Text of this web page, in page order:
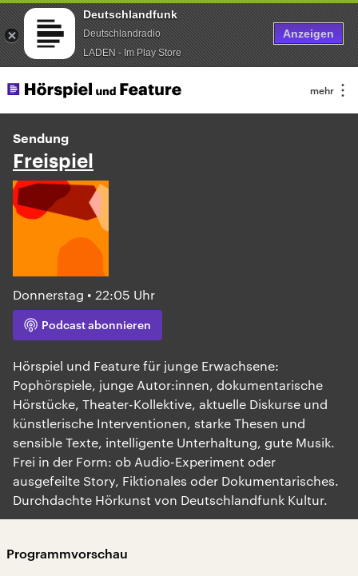
Deutschlandfunk
Deutschlandradio
LADEN - Im Play Store
Anzeigen
Sendung
Freispiel
Donnerstag • 22:05 Uhr
Podcast abonnieren
Hörspiel und Feature für junge Erwachsene:
Pophörspiele, junge Autor:innen, dokumentarische
Hörstücke, Theater-Kollektive, aktuelle Diskurse und
künstlerische Interventionen, starke Thesen und
sensible Texte, intelligente Unterhaltung, gute Musik.
Frei in der Form: ob Audio-Experiment oder
ausgefeilte Story, Fiktionales oder Dokumentarisches.
Durchdachte Hörkunst von Deutschlandfunk Kultur.
Programmvorschau